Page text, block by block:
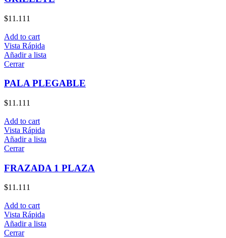
$11.111
Add to cart
Vista Rápida
Añadir a lista
Cerrar
PALA PLEGABLE
$11.111
Add to cart
Vista Rápida
Añadir a lista
Cerrar
FRAZADA 1 PLAZA
$11.111
Add to cart
Vista Rápida
Añadir a lista
Cerrar